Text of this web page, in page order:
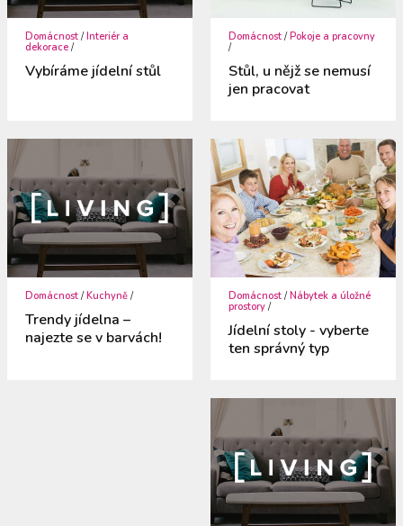
Domácnost /Interiér a
dekorace /
Vybíráme jídelní stůl
Domácnost /Pokoje a pracovny
/
Stůl, u nějž se nemusí
jen pracovat
Domácnost / Kuchyně /
Trendy jídelna –
najezte se v barvách!
Domácnost / Nábytek a úložné
prostory /
Jídelní stoly - vyberte
ten správný typ